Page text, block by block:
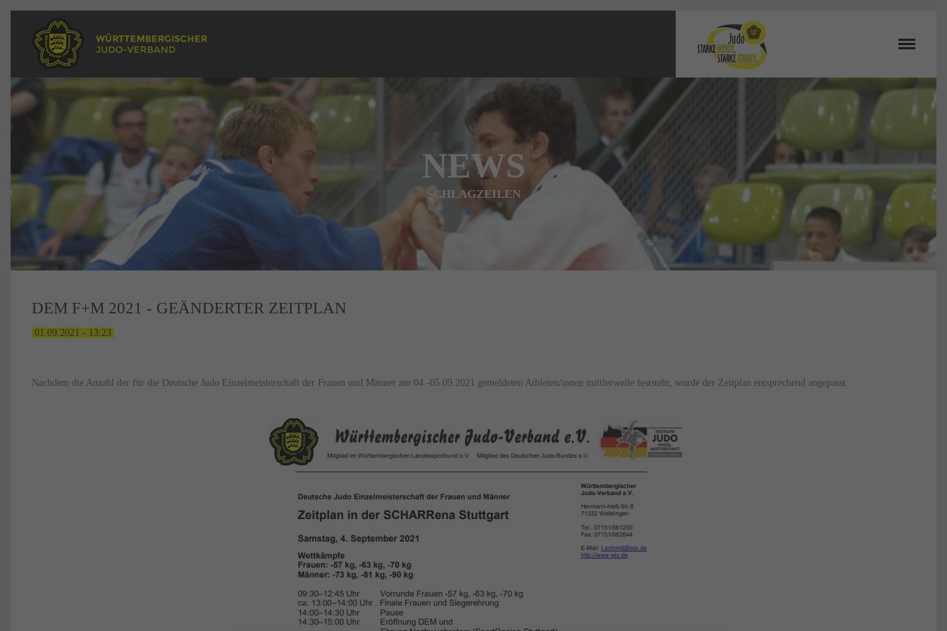
NEWS
SCHLAGZEILEN
DEM F+M 2021 - GEÄNDERTER ZEITPLAN
01.09.2021 - 13:23
Nachdem die Anzahl der für die Deutsche Judo Einzelmeisterschaft der Frauen und Männer am 04.-05.09.2021 gemeldeten Athleten/innen mittlerweile feststeht, wurde der Zeitplan entsprechend angepasst.